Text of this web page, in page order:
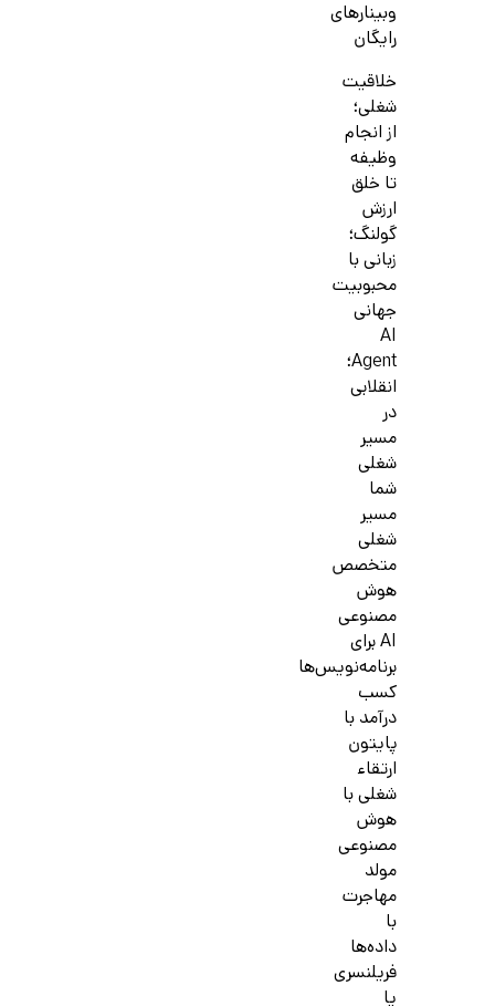
وبینارهای
رایگان
خلاقیت
شغلی؛
از انجام
وظیفه
تا خلق
ارزش
گولنگ؛
زبانی با
محبوبیت
جهانی
AI
Agent؛
انقلابی
در
مسیر
شغلی
شما
مسیر
شغلی
متخصص
هوش
مصنوعی
AI برای
برنامه‌نویس‌ها
کسب
درآمد با
پایتون
ارتقاء
شغلی با
هوش
مصنوعی
مولد
مهاجرت
با
داده‌ها
فریلنسری
یا